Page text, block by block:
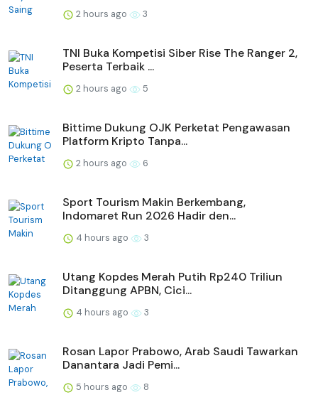
2 hours ago 3
TNI Buka Kompetisi Siber Rise The Ranger 2,
Peserta Terbaik ...
2 hours ago 5
Bittime Dukung OJK Perketat Pengawasan
Platform Kripto Tanpa...
2 hours ago 6
Sport Tourism Makin Berkembang,
Indomaret Run 2026 Hadir den...
4 hours ago 3
Utang Kopdes Merah Putih Rp240 Triliun
Ditanggung APBN, Cici...
4 hours ago 3
Rosan Lapor Prabowo, Arab Saudi Tawarkan
Danantara Jadi Pemi...
5 hours ago 8